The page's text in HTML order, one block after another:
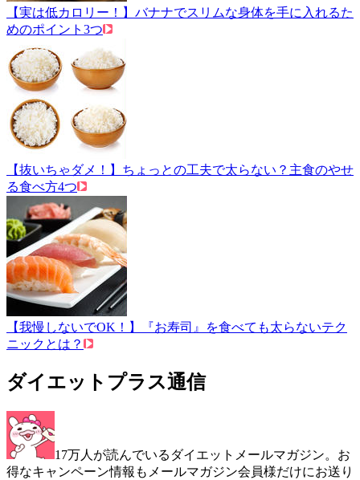
【実は低カロリー！】バナナでスリムな身体を手に入れるた
めのポイント3つ
【抜いちゃダメ！】ちょっとの工夫で太らない？主食のやせ
る食べ方4つ
【我慢しないでOK！】『お寿司』を食べても太らないテク
ニックとは？
ダイエットプラス通信
17万人が読んでいるダイエットメールマガジン。お
得なキャンペーン情報もメールマガジン会員様だけにお送り